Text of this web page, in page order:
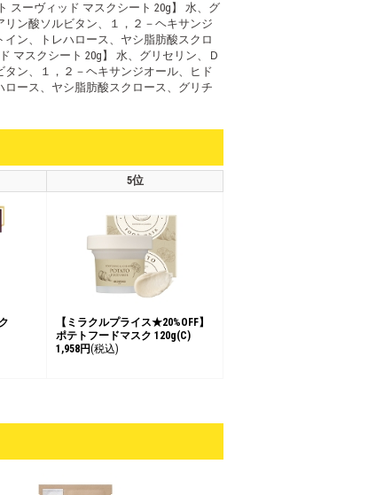
スーヴィッド マスクシート 20g】 水、グ
ン酸ソルビタン、１，２－ヘキサンジ
ン、トレハロース、ヤシ脂肪酸スクロ
スクシート 20g】 水、グリセリン、Ｄ
ン、１，２－ヘキサンジオール、ヒド
ース、ヤシ脂肪酸スクロース、グリチ
5位
【ミラクルプライス★20%OFF】
ポテトフードマスク 120g(C)
1,958円(税込)